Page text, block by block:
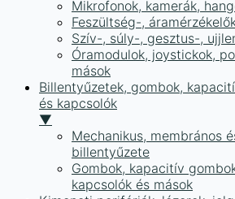
Mikrofonok, kamerák,
Feszültség-,
Szív-, súly-, gesztus-,
Óramodulok, joystickok,
mások
Billentyűzetek, gombok,
és kapcsolók
▼
Mechanikus, membrános
billentyűzete
Gombok, kapacitív
kapcsolók és mások